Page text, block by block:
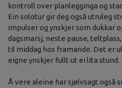
kontroll over planlegginga og
Ein solotur gir deg også utruleg
impulser og ynskjer som dukkar
dagsmarsj, neste pause,
til middag hos framande. Det er
eigne ynskjer fullt ut ei lita stund.
Å vere aleine har sjølvsagt også